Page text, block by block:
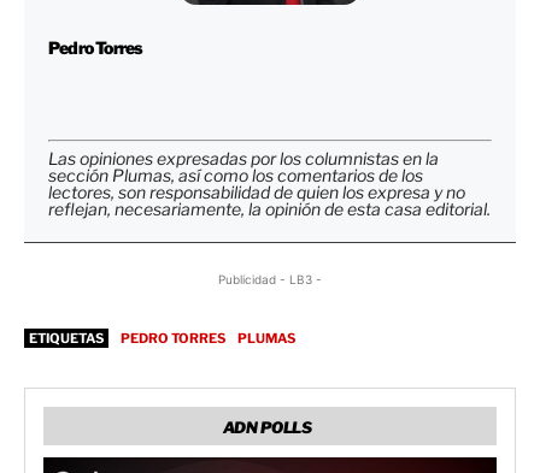
Pedro Torres
Las opiniones expresadas por los columnistas en la
sección Plumas, así como los comentarios de los
lectores, son responsabilidad de quien los expresa y no
reflejan, necesariamente, la opinión de esta casa editorial.
Publicidad - LB3 -
ETIQUETAS PEDRO TORRES PLUMAS
ADN POLLS